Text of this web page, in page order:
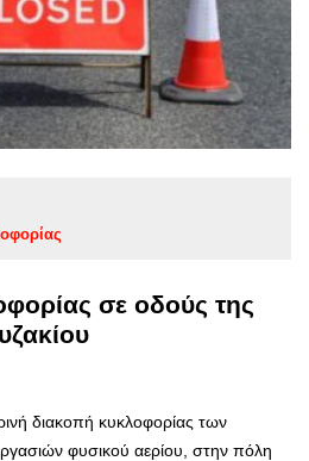
σε οδούς της
διακοπή κυκλοφορίας των
φυσικού αερίου, στην πόλη